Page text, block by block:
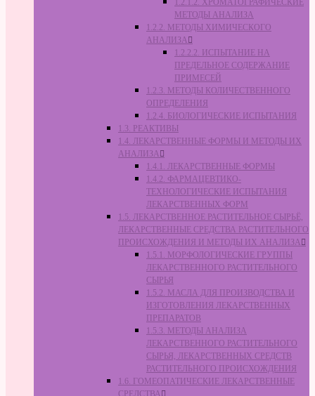
1.2.1.2. ХРОМАТОГРАФИЧЕСКИЕ
МЕТОДЫ АНАЛИЗА
1.2.2. МЕТОДЫ ХИМИЧЕСКОГО
АНАЛИЗА
1.2.2.2. ИСПЫТАНИЕ НА
ПРЕДЕЛЬНОЕ СОДЕРЖАНИЕ
ПРИМЕСЕЙ
1.2.3. МЕТОДЫ КОЛИЧЕСТВЕННОГО
ОПРЕДЕЛЕНИЯ
1.2.4. БИОЛОГИЧЕСКИЕ ИСПЫТАНИЯ
1.3. РЕАКТИВЫ
1.4. ЛЕКАРСТВЕННЫЕ ФОРМЫ И МЕТОДЫ ИХ
АНАЛИЗА
1.4.1. ЛЕКАРСТВЕННЫЕ ФОРМЫ
1.4.2. ФАРМАЦЕВТИКО-
ТЕХНОЛОГИЧЕСКИЕ ИСПЫТАНИЯ
ЛЕКАРСТВЕННЫХ ФОРМ
1.5. ЛЕКАРСТВЕННОЕ РАСТИТЕЛЬНОЕ СЫРЬЁ,
ЛЕКАРСТВЕННЫЕ СРЕДСТВА РАСТИТЕЛЬНОГО
ПРОИСХОЖДЕНИЯ И МЕТОДЫ ИХ АНАЛИЗА
1.5.1. МОРФОЛОГИЧЕСКИЕ ГРУППЫ
ЛЕКАРСТВЕННОГО РАСТИТЕЛЬНОГО
СЫРЬЯ
1.5.2. МАСЛА ДЛЯ ПРОИЗВОДСТВА И
ИЗГОТОВЛЕНИЯ ЛЕКАРСТВЕННЫХ
ПРЕПАРАТОВ
1.5.3. МЕТОДЫ АНАЛИЗА
ЛЕКАРСТВЕННОГО РАСТИТЕЛЬНОГО
СЫРЬЯ, ЛЕКАРСТВЕННЫХ СРЕДСТВ
РАСТИТЕЛЬНОГО ПРОИСХОЖДЕНИЯ
1.6. ГОМЕОПАТИЧЕСКИЕ ЛЕКАРСТВЕННЫЕ
СРЕДСТВА